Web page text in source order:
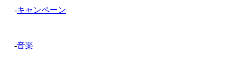
-キャンペーン
-音楽